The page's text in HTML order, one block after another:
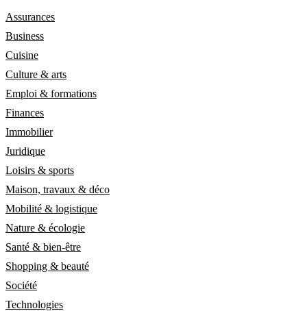
Assurances
Business
Cuisine
Culture & arts
Emploi & formations
Finances
Immobilier
Juridique
Loisirs & sports
Maison, travaux & déco
Mobilité & logistique
Nature & écologie
Santé & bien-être
Shopping & beauté
Société
Technologies